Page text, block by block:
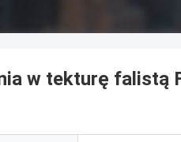
w tekturę falistą